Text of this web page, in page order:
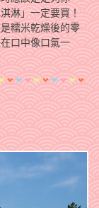
淋」一定要買！
糯米乾燥後的零
口中像口氣一